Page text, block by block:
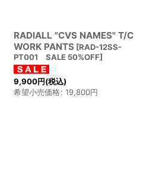
RADIALL "CVS NAMES" T/C
WORK PANTS [RAD-12SS-
PT001 SALE 50%OFF]
9,900円(税込)
希望小売価格: 19,800円